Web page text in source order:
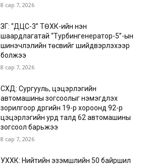
8 сар 7, 2026
ЗГ: “ДЦС-3” ТӨХК-ийн нэн
шаардлагатай “Турбингенератор-5”-ын
шинэчлэлийн төсвийг шийдвэрлэхээр
болжээ
8 сар 7, 2026
СХД: Сургууль, цэцэрлэгийн
автомашины зогсоолыг нэмэгдүүлэх
зорилгоор дүүргийн 19-р хороонд 92-р
цэцэрлэгийн урд талд 62 автомашины
зогсоол барьжээ
8 сар 7, 2026
УХХК: Нийтийн эзэмшлийн 50 байршил